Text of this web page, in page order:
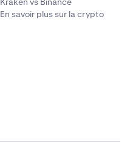
En savoir plus sur la crypto